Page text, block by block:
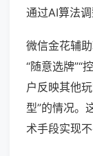
通过AI算法调
微信金花辅
“随意选牌”“
户反映其他
型”的情况。
术手段实现不